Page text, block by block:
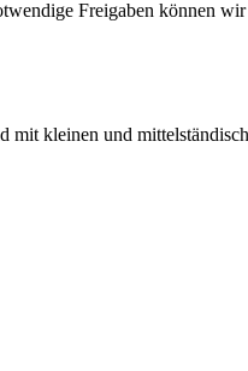
Freigaben können
kleinen und